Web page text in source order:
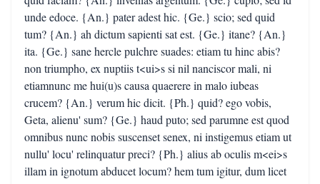
unde edoce. {An.} pater adest hic. {Ge.} scio; sed quid
tum? {An.} ah dictum sapienti sat est. {Ge.} itane? {An.}
ita. {Ge.} sane hercle pulchre suades: etiam tu hinc abis?
non triumpho, ex nuptiis t<ui>s si nil nanciscor mali, ni
etiamnunc me hui(u)s causa quaerere in malo iubeas
crucem? {An.} verum hic dicit. {Ph.} quid? ego vobis,
Geta, alienu' sum? {Ge.} haud puto; sed parumne est quod
omnibus nunc nobis suscenset senex, ni instigemus etiam ut
nullu' locu' relinquatur preci? {Ph.} alius ab oculis m<ei>s
illam in ignotum abducet locum? hem tum igitur, dum licet